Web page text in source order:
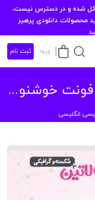
شده و در دسترس نیست،
محصولات دانلودی پرهیز
ورود ثبت نام
انگلیسی
انگلیسی